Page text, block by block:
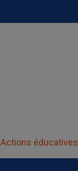
Actions éducatives